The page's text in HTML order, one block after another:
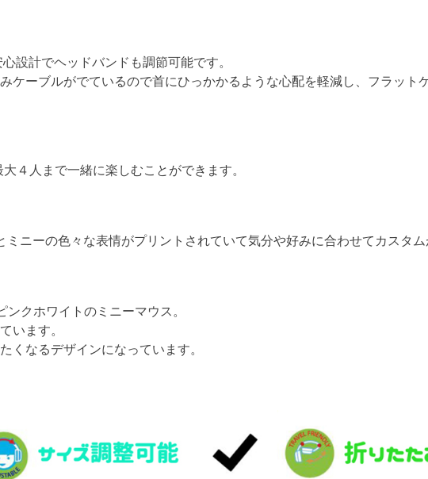
設計でヘッドバンドも調節可能です。
ーブルがでているので首にひっかかるような心配を軽減し、フラット
４人まで一緒に楽しむことができます。
ニーの色々な表情がプリントされていて気分や好みに合わせてカスタム
クホワイトのミニーマウス。
います。
くなるデザインになっています。